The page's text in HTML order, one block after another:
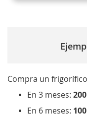
Compra un
En 3 meses:
En 6 meses: